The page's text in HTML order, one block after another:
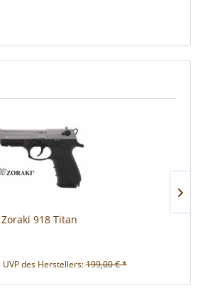
Zoraki 918 Titan
UVP des Herstellers:199,00 € *